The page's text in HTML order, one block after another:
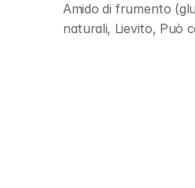
Amido di frumento
naturali, Lievito, Può